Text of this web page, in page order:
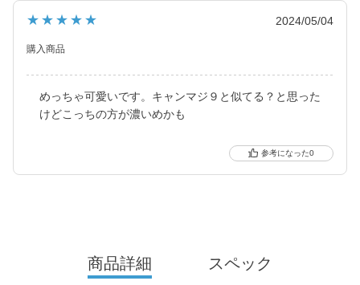
ました。
ハイスペックレンズへとリニューアル！
★★★★★ 2024/05/04
購入商品
めっちゃ可愛いです。キャンマジ９と似てる？と思った
けどこっちの方が濃いめかも
0
商品詳細 スペック